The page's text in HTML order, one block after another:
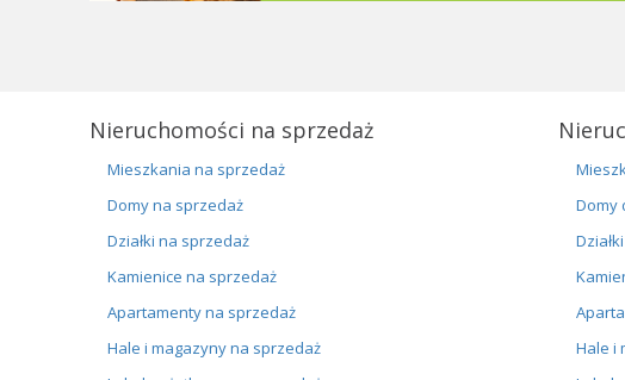
Nieruchomości na sprzedaż
Mieszkania na sprzedaż
Domy na sprzedaż
Działki na sprzedaż
Kamienice na sprzedaż
Apartamenty na sprzedaż
Hale i magazyny na sprzedaż
Domy
Hale i